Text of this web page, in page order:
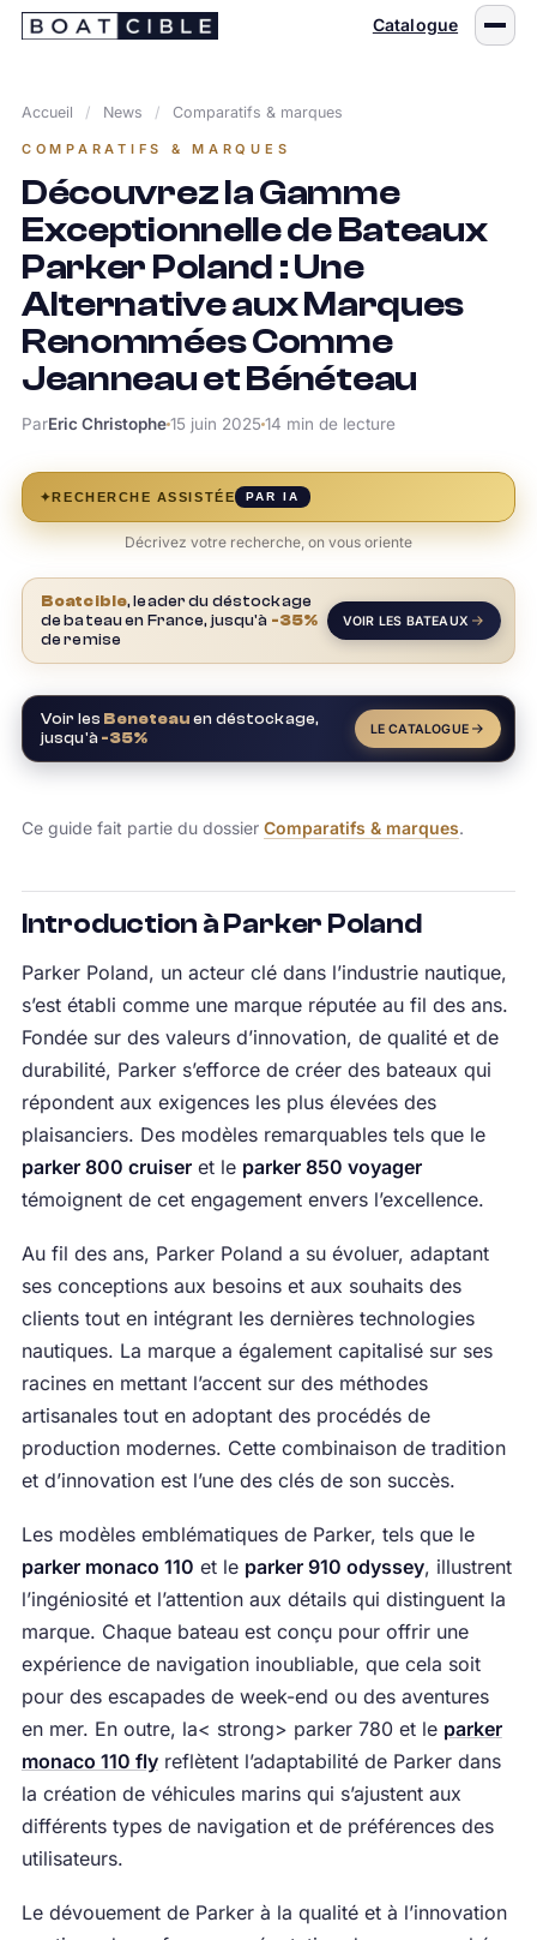
Passer
Catalogue
Accueil / News / Comparatifs & marques
COMPARATIFS & MARQUES
Découvrez la Gamme
Exceptionnelle de Bateaux
Parker Poland : Une
Alternative aux Marques
Renommées Comme
Jeanneau et Bénéteau
ParEric Christophe15 juin 2025 14 min de lecture
✦RECHERCHE ASSISTÉE PAR IA
Décrivez votre recherche, on vous oriente
Boatcible, leader du déstockage
de bateau en France, jusqu'à -35%
de remise
VOIR LES BATEAUX
Voir les Beneteau en déstockage,
jusqu'à -35% LE CATALOGUE
Ce guide fait partie du dossier Comparatifs & marques.
Introduction à Parker Poland
Parker Poland, un acteur clé dans l’industrie nautique,
s’est établi comme une marque réputée au fil des ans.
Fondée sur des valeurs d’innovation, de qualité et de
durabilité, Parker s’efforce de créer des bateaux qui
répondent aux exigences les plus élevées des
plaisanciers. Des modèles remarquables tels que le
parker 800 cruiseret le parker 850 voyager
témoignent de cet engagement envers l’excellence.
Au fil des ans, Parker Poland a su évoluer, adaptant
ses conceptions aux besoins et aux souhaits des
clients tout en intégrant les dernières technologies
nautiques. La marque a également capitalisé sur ses
racines en mettant l’accent sur des méthodes
artisanales tout en adoptant des procédés de
production modernes. Cette combinaison de tradition
et d’innovation est l’une des clés de son succès.
Les modèles emblématiques de Parker, tels que le
parker monaco 110 et le parker 910 odyssey, illustrent
l’ingéniosité et l’attention aux détails qui distinguent la
marque. Chaque bateau est conçu pour offrir une
expérience de navigation inoubliable, que cela soit
pour des escapades de week-end ou des aventures
en mer. En outre, la< strong> parker 780 et le parker
monaco 110 flyreflètent l’adaptabilité de Parker dans
la création de véhicules marins qui s’ajustent aux
différents types de navigation et de préférences des
utilisateurs.
Le dévouement de Parker à la qualité et à l’innovation